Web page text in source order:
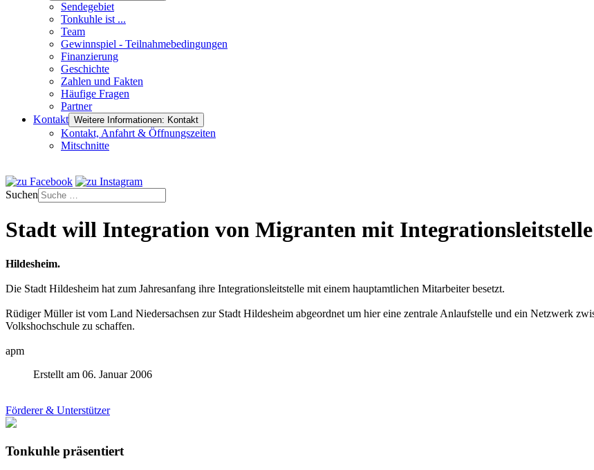
Sendegebiet
Tonkuhle ist ...
Team
Gewinnspiel - Teilnahmebedingungen
Finanzierung
Geschichte
Zahlen und Fakten
Häufige Fragen
Partner
Kontakt Weitere Informationen: Kontakt
Kontakt, Anfahrt & Öffnungszeiten
Mitschnitte
Suchen
Stadt will Integration von Migranten mit
Hildesheim.
Die Stadt Hildesheim hat zum Jahresanfang ihre Integrationsleitstelle mit einem hauptamtlichen Mitarbeiter besetzt.
Rüdiger Müller ist vom Land Niedersachsen zur Stadt Hildesheim abgeordnet um hier eine zentrale Anlaufstelle und ein Netzwerk
Volkshochschule zu schaffen.
apm
Erstellt am 06. Januar 2006
Förderer & Unterstützer
Tonkuhle präsentiert